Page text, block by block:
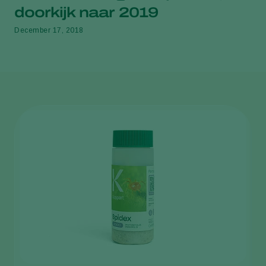
doorkijk naar 2019
December 17, 2018